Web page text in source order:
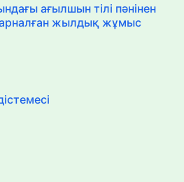
ағылшын тілі пәнінен
арналған жылдық жұмыс